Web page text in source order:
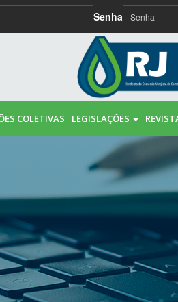
Senha
COLETIVAS LEGISLAÇÕES